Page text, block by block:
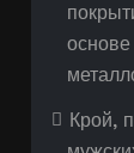
Крой,